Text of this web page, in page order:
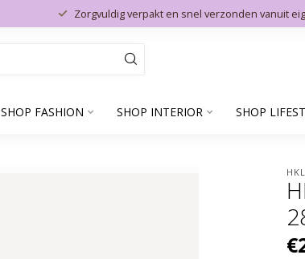
Zorgvuldig verpakt en snel verzonden vanuit
SHOP FASHION SHOP INTERIOR SHOP